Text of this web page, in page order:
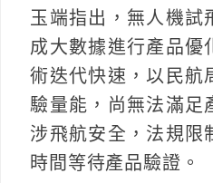
玉端指出，無人機試
成大數據進行產品優
術迭代快速，以民航
驗量能，尚無法滿足
涉飛航安全，法規限
時間等待產品驗證。